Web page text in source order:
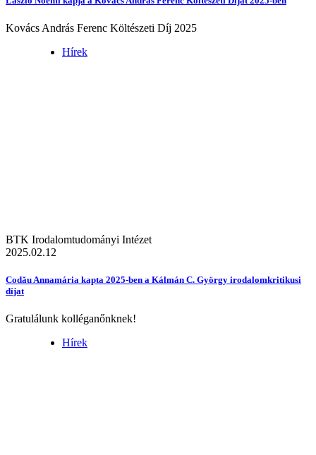
Kovács András Ferenc Költészeti Díj 2025
Hírek
BTK Irodalomtudományi Intézet
2025.02.12
Codău Annamária kapta 2025-ben a Kálmán C. György irodalomkritikusi
díjat
Gratulálunk kolléganőnknek!
Hírek